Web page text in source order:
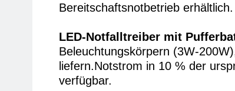
Bereitschaftsnotbetrieb erhältlich.
LED-Notfalltreiber mit
Beleuchtungskörpern (3W-
liefern.Notstrom in 10 % der
verfügbar.